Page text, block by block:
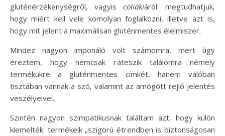
gluténérzékenységről, vagyis cöliákiáról: megtudhatjuk,
hogy miért kell vele komolyan foglalkozni, illetve azt is,
hogy mit jelent a maximálisan gluténmentes élelmiszer.
Mindez nagyon imponáló volt számomra, mert úgy
éreztem, hogy nemcsak ráteszik találomra némely
termékükre a gluténmentes címkét, hanem valóban
tisztában vannak a szó, valamint az amögött rejlő jelentés
veszélyeivel.
Szintén nagyon szimpatikusnak találtam azt, hogy külön
kiemelték: termékeik „szigorú étrendben is biztonságosan